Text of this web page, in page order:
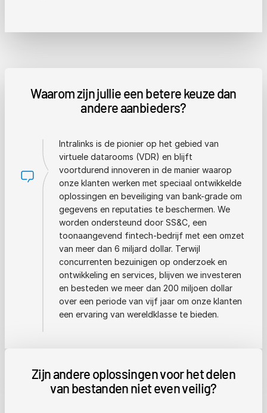
Waarom zijn jullie een betere keuze dan
andere aanbieders?
Intralinks is de pionier op het gebied van
virtuele datarooms (VDR) en blijft
voortdurend innoveren in de manier waarop
onze klanten werken met speciaal ontwikkelde
oplossingen en beveiliging van bank-grade om
gegevens en reputaties te beschermen. We
worden ondersteund door SS&C, een
toonaangevend fintech-bedrijf met een omzet
van meer dan 6 miljard dollar. Terwijl
concurrenten bezuinigen op onderzoek en
ontwikkeling en services, blijven we investeren
en besteden we meer dan 200 miljoen dollar
over een periode van vijf jaar om onze klanten
een ervaring van wereldklasse te bieden.
Zijn andere oplossingen voor het delen
van bestanden niet even veilig?